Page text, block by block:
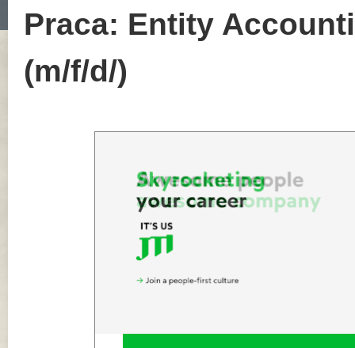
Praca: Entity
(m/f/d/)